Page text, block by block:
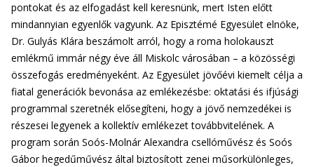
pontokat és az elfogadást kell keresnünk, mert Isten előtt
mindannyian egyenlők vagyunk. Az Episztémé Egyesület elnöke,
Dr. Gulyás Klára beszámolt arról, hogy a roma holokauszt
emlékmű immár négy éve áll Miskolc városában – a közösségi
összefogás eredményeként. Az Egyesület jövőévi kiemelt célja a
fiatal generációk bevonása az emlékezésbe: oktatási és ifjúsági
programmal szeretnék elősegíteni, hogy a jövő nemzedékei is
részesei legyenek a kollektív emlékezet továbbvitelének. A
program során Soós-Molnár Alexandra csellóművész és Soós
Gábor hegedűművész által biztosított zenei műsorkülönleges,